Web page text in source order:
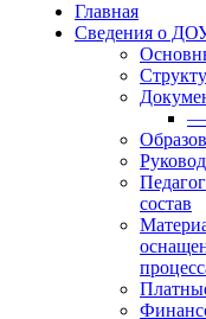
Главная
Сведения о
—
состав